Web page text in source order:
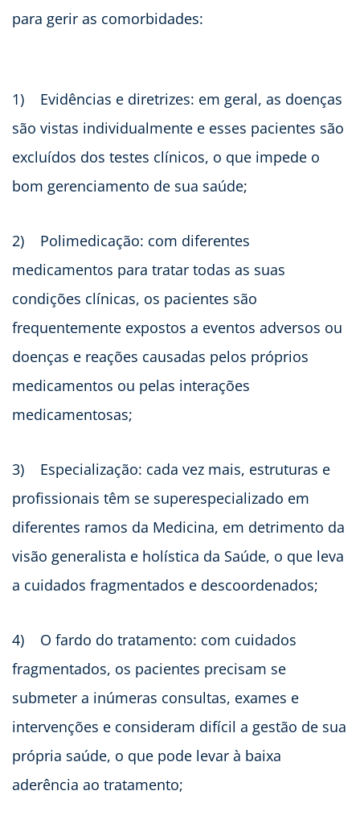
para gerir as comorbidades:
1)
Evidências e diretrizes: em geral, as doenças
são vistas individualmente e esses pacientes são
excluídos dos testes clínicos, o que impede o
bom gerenciamento de sua saúde;
2)
Polimedicação: com diferentes
medicamentos para tratar todas as suas
condições clínicas, os pacientes são
frequentemente expostos a eventos adversos ou
doenças e reações causadas pelos próprios
medicamentos ou pelas interações
medicamentosas;
3)
Especialização: cada vez mais, estruturas e
profissionais têm se superespecializado em
diferentes ramos da Medicina, em detrimento da
visão generalista e holística da Saúde, o que leva
a cuidados fragmentados e descoordenados;
4)
O fardo do tratamento: com cuidados
fragmentados, os pacientes precisam se
submeter a inúmeras consultas, exames e
intervenções e consideram difícil a gestão de sua
própria saúde, o que pode levar à baixa
aderência ao tratamento;